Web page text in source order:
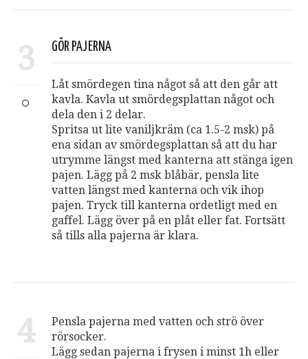
3 GÖR PAJERNA
Låt smördegen tina något så att den går att
kavla. Kavla ut smördegsplattan något och
dela den i 2 delar.
Spritsa ut lite vaniljkräm (ca 1.5-2 msk) på
ena sidan av smördegsplattan så att du har
utrymme längst med kanterna att stänga igen
pajen. Lägg på 2 msk blåbär, pensla lite
vatten längst med kanterna och vik ihop
pajen. Tryck till kanterna ordetligt med en
gaffel. Lägg över på en plåt eller fat. Fortsätt
så tills alla pajerna är klara.
4
Pensla pajerna med vatten och strö över
rörsocker.
Lägg sedan pajerna i frysen i minst 1h eller